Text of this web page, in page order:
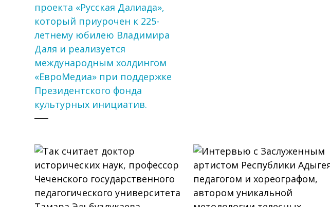
проекта «Русская Далиада»,
который приурочен к 225-
летнему юбилею Владимира
Даля и реализуется
международным холдингом
«ЕвроМедиа» при поддержке
Президентского фонда
культурных инициатив.